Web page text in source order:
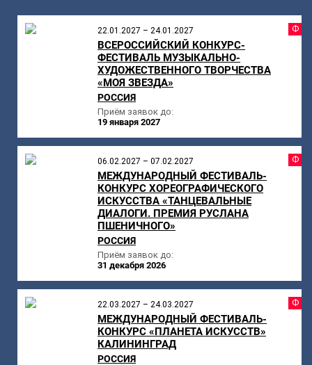
22.01.2027 – 24.01.2027
ВСЕРОССИЙСКИЙ КОНКУРС-
ФЕСТИВАЛЬ МУЗЫКАЛЬНО-
ХУДОЖЕСТВЕННОГО ТВОРЧЕСТВА
«МОЯ ЗВЕЗДА»
РОССИЯ
Приём заявок до:
19 января 2027
06.02.2027 – 07.02.2027
МЕЖДУНАРОДНЫЙ ФЕСТИВАЛЬ-
КОНКУРС ХОРЕОГРАФИЧЕСКОГО
ИСКУССТВА «ТАНЦЕВАЛЬНЫЕ
ДИАЛОГИ. ПРЕМИЯ РУСЛАНА
ПШЕНИЧНОГО»
РОССИЯ
Приём заявок до:
31 декабря 2026
22.03.2027 – 24.03.2027
МЕЖДУНАРОДНЫЙ ФЕСТИВАЛЬ-
КОНКУРС «ПЛАНЕТА ИСКУССТВ»
КАЛИНИНГРАД
РОССИЯ